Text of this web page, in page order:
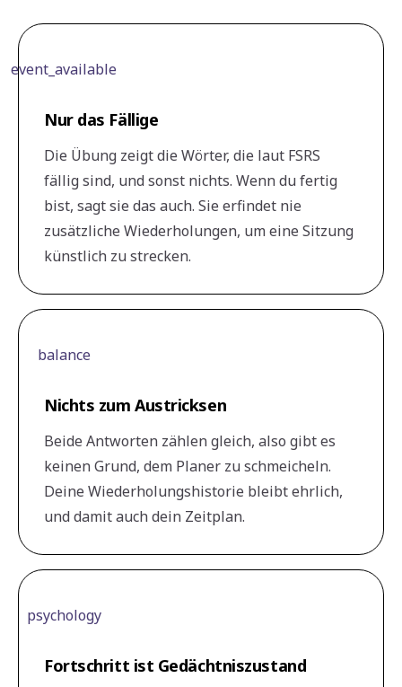
event_available
Nur das Fällige
Die Übung zeigt die Wörter, die laut FSRS
fällig sind, und sonst nichts. Wenn du fertig
bist, sagt sie das auch. Sie erfindet nie
zusätzliche Wiederholungen, um eine Sitzung
künstlich zu strecken.
balance
Nichts zum Austricksen
Beide Antworten zählen gleich, also gibt es
keinen Grund, dem Planer zu schmeicheln.
Deine Wiederholungshistorie bleibt ehrlich,
und damit auch dein Zeitplan.
psychology
Fortschritt ist Gedächtniszustand